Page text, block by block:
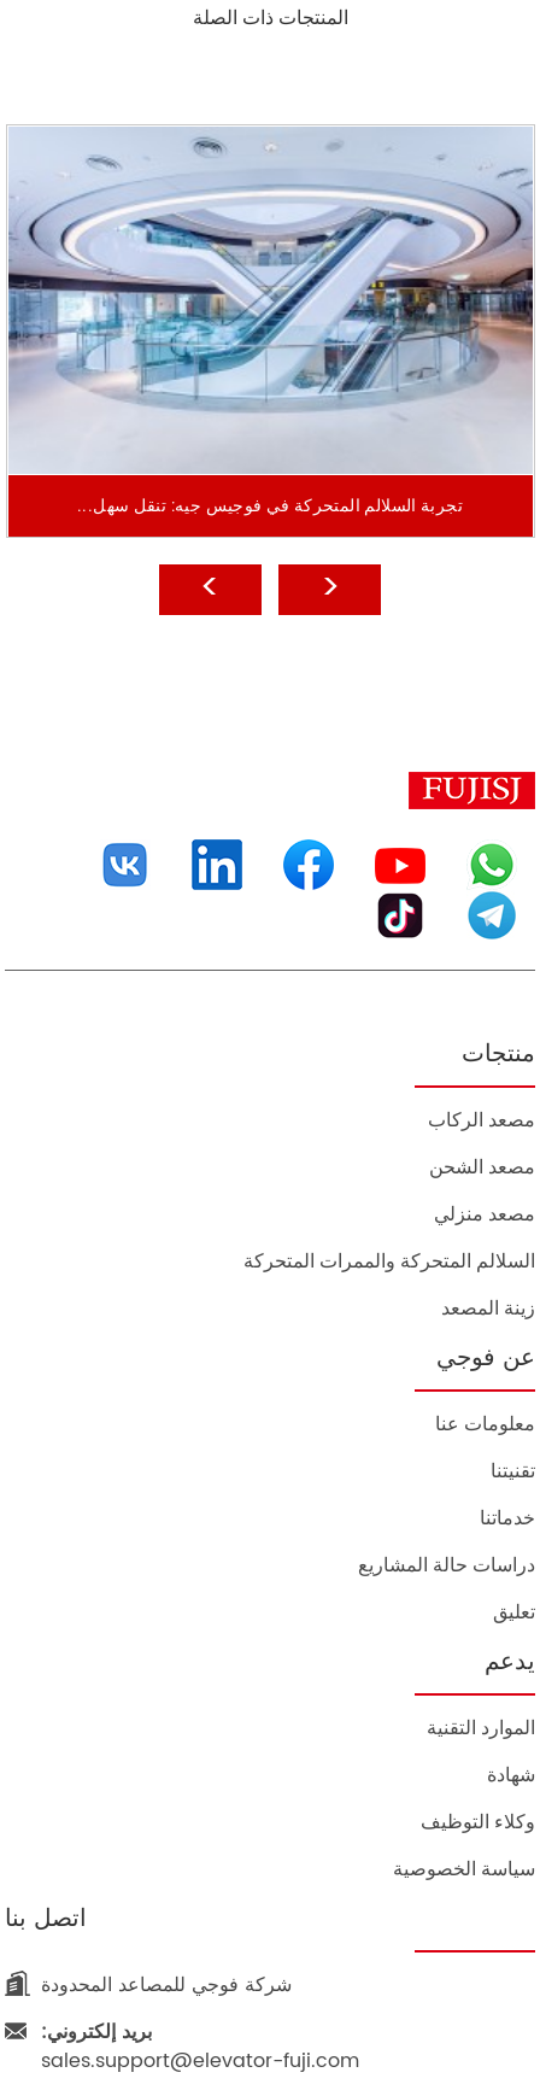
المنتجات ذات الصلة
تجربة السلالم المتحركة في فوجيس جيه: تنقل سهل...
منتجات
مصعد الركاب
مصعد الشحن
مصعد منزلي
السلالم المتحركة والممرات المتحركة
زينة المصعد
عن فوجي
معلومات عنا
تقنيتنا
خدماتنا
دراسات حالة المشاريع
تعليق
يدعم
الموارد التقنية
شهادة
وكلاء التوظيف
سياسة الخصوصية
اتصل بنا
شركة فوجي للمصاعد المحدودة
بريد إلكتروني:
sales.support@elevator-fuji.com